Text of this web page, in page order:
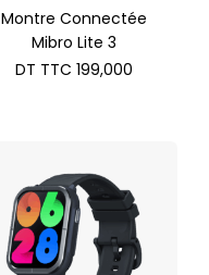
Montre Connectée
Mibro Lite 3
DT TTC 199,000